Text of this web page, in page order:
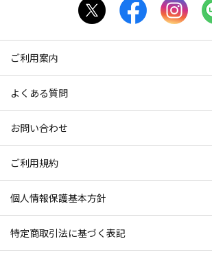
ご利用案内
よくある質問
お問い合わせ
ご利用規約
個人情報保護基本方針
特定商取引法に基づく表記